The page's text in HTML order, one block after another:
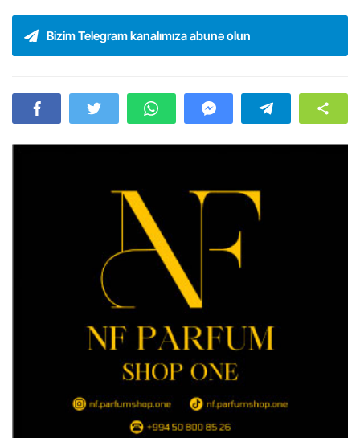
Bizim Telegram kanalımıza abunə olun